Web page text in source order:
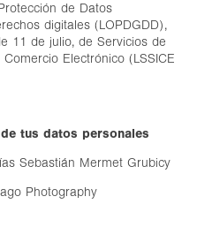
de Datos
digitales (LOPDGDD),
11 de julio, de Servicios de
Electrónico (LSSICE
tus datos personales
Sebastián Mermet Grubicy
Photography